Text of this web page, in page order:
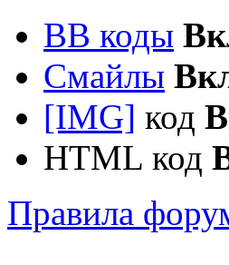
BB коды
Смайлы
[IMG] код
HTML код
Правила